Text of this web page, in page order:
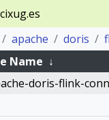
apache doris
Name ↓
doris-flink-